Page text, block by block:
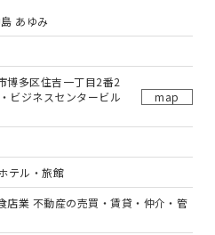
あゆみ
多区住吉一丁目2番2
ビジネスセンタービル
map
テル・旅館
店業 不動産の売買・賃貸・仲介・管